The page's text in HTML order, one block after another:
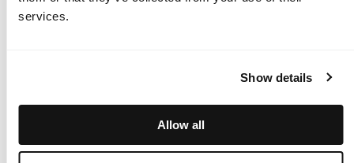
services.
Show details
Allow all
Materialien sind atmungsaktiv, trocknen schnell
Herrenkollektion. Sie verbinden einen zeitlosen
Atmungsaktivität und Flexibilität. Ideal für den